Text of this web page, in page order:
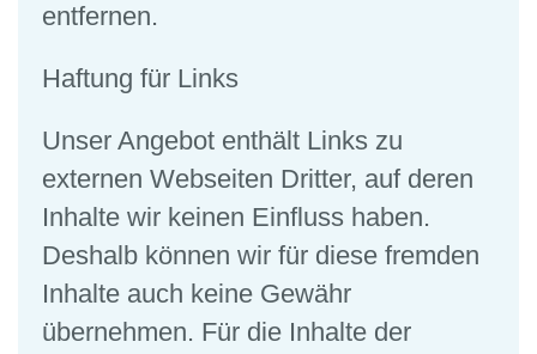
entfernen.
Haftung für Links
Unser Angebot enthält Links zu
externen Webseiten Dritter, auf deren
Inhalte wir keinen Einfluss haben.
Deshalb können wir für diese fremden
Inhalte auch keine Gewähr
übernehmen. Für die Inhalte der